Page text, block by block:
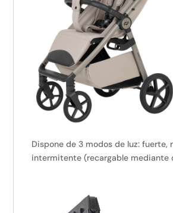
Dispone de 3 modos de luz: fuerte,
intermitente (recargable mediante